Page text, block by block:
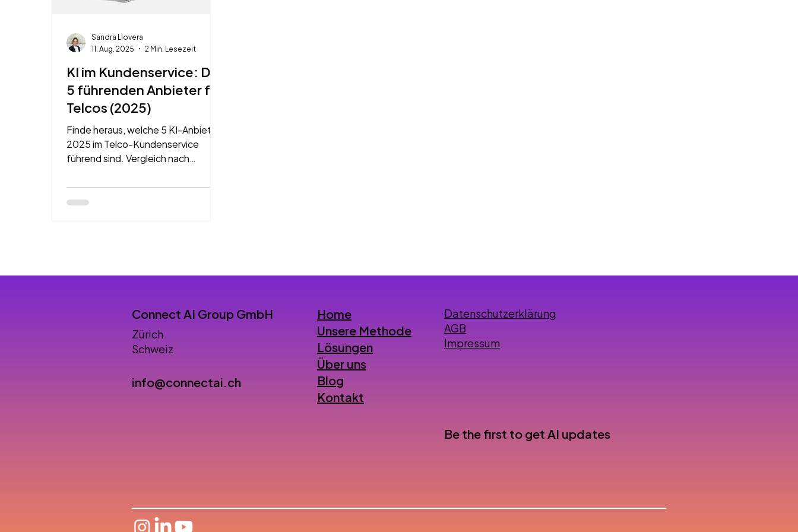
KI im Kundenservice: Die
5 führenden Anbieter für
Telcos (2025)
Finde heraus, welche 5 KI-Anbieter
2025 im Telco-Kundenservice
führend sind. Vergleich nach
Datenschutz & Kosten – speziell für
DACH.
Sandra Llovera
11. Aug. 2025
2 Min. Lesezeit
Connect AI Group GmbH
Zürich
Schweiz
info@connectai.ch
Home
Unsere Methode
Lösungen
Über uns
Blog
Kontakt
Datenschutzerklärung
AGB
Impressum
Be the first to get AI updates